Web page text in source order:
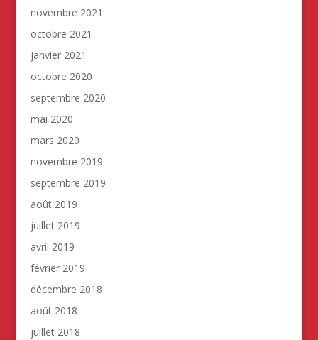
novembre 2021
octobre 2021
janvier 2021
octobre 2020
septembre 2020
mai 2020
mars 2020
novembre 2019
septembre 2019
août 2019
juillet 2019
avril 2019
février 2019
décembre 2018
août 2018
juillet 2018